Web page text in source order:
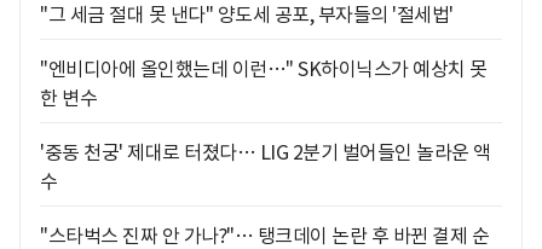
"그 세금 절대 못 낸다" 양도세 공포, 부자들의 '절세법'
"엔비디아에 올인했는데 이런…" SK하이닉스가 예상치 못
한 변수
'중동 천궁' 제대로 터졌다… LIG 2분기 벌어들인 놀라운 액
수
"스타벅스 진짜 안 가나?"… 탱크데이 논란 후 바뀐 결제 순